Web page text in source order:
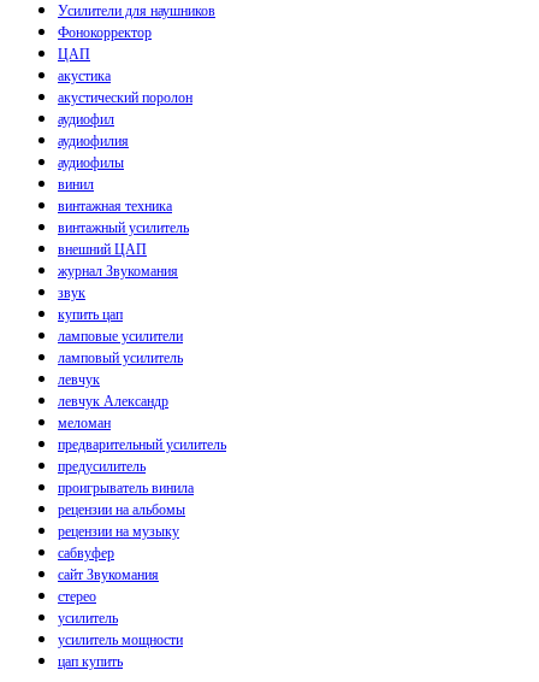
Усилители для наушников
Фонокорректор
ЦАП
акустика
акустический поролон
аудиофил
аудиофилия
аудиофилы
винил
винтажная техника
винтажный усилитель
внешний ЦАП
журнал Звукомания
звук
купить цап
ламповые усилители
ламповый усилитель
левчук
левчук Александр
меломан
предварительный усилитель
предусилитель
проигрыватель винила
рецензии на альбомы
рецензии на музыку
сабвуфер
сайт Звукомания
стерео
усилитель
усилитель мощности
цап купить